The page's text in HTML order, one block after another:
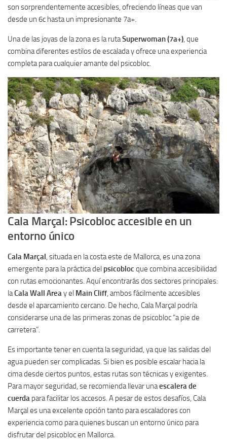
son sorprendentemente accesibles, ofreciendo líneas que van
desde un 6c hasta un impresionante 7a+.
Una de las joyas de la zona es la rutaSuperwoman (7a+) , que
combina diferentes estilos de escalada y ofrece una experiencia
completa para cualquier amante del psicobloc.
Cala Marçal: Psicobloc accesible en un
entorno único
Cala Marçal , situada en la costa este de Mallorca, es una zona
emergente para la práctica del psicobloc que combina accesibilidad
con rutas emocionantes. Aquí encontrarás dos sectores principales:
laCala Wall Area y el Main Cliff , ambos fácilmente accesibles
desde el aparcamiento cercano. De hecho, Cala Marçal podría
considerarse una de las primeras zonas de psicobloc “a pie de
carretera”.
Es importante tener en cuenta la seguridad, ya que las salidas del
agua pueden ser complicadas. Si bien es posible escalar hacia la
cima desde ciertos puntos, estas rutas son técnicas y exigentes.
Para mayor seguridad, se recomienda llevar unaescalera de
cuerda para facilitar los accesos. A pesar de estos desafíos, Cala
Marçal es una excelente opción tanto para escaladores con
experiencia como para quienes buscan un entorno único para
disfrutar del psicobloc en Mallorca.